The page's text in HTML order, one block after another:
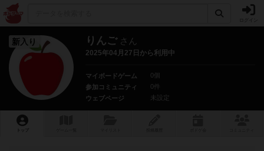
新入り りんご さん
2025年04月27日から利用中
マイボードゲーム
0個
参加コミュニティ
0件
ウェブページ
未設定
トップ